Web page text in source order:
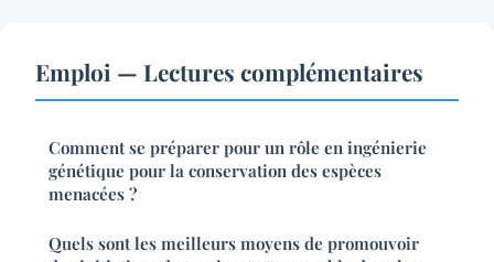
Emploi — Lectures complémentaires
Comment se préparer pour un rôle en ingénierie
génétique pour la conservation des espèces
menacées ?
Quels sont les meilleurs moyens de promouvoir